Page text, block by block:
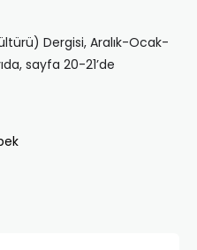
Dergisi, Aralık-Ocak-
sayfa 20-21’de